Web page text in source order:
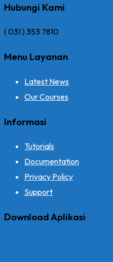
Hubungi Kami
( 031 ) 353 7810
Menu Layanan
Latest News
Our Courses
Informasi
Tutorials
Documentation
Privacy Policy
Support
Download Aplikasi